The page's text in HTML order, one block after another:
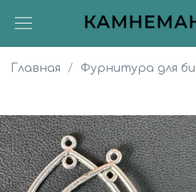
Главная Фурнитура для